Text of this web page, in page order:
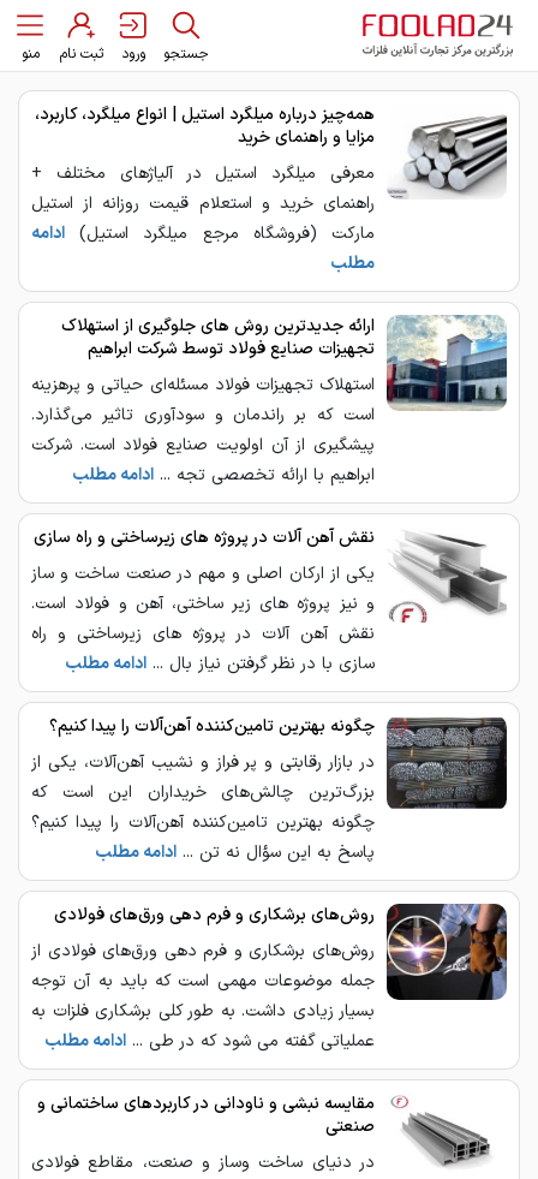
جستجو ورود ثبت نام منو
همه‌چیز درباره میلگرد استیل | انواع میلگرد، کاربرد،
مزایا و راهنمای خرید
معرفی میلگرد استیل در آلیاژهای مختلف +
راهنمای خرید و استعلام قیمت روزانه از استیل
مارکت (فروشگاه مرجع میلگرد استیل) ادامه
مطلب
ارائه جدیدترین روش های جلوگیری از استهلاک
تجهیزات صنایع فولاد توسط شرکت ابراهیم
استهلاک تجهیزات فولاد مسئله‌ای حیاتی و پرهزینه
است که بر راندمان و سودآوری تاثیر می‌گذارد.
پیشگیری از آن اولویت صنایع فولاد است. شرکت
ابراهیم با ارائه تخصصی تجه ... ادامه مطلب
نقش آهن ‌آلات در پروژه‌ های زیرساختی و راه‌ سازی
یکی از ارکان اصلی و مهم در صنعت ساخت و ساز
و نیز پروژه های زیر ساختی، آهن و فولاد است.
نقش آهن ‌آلات در پروژه‌ های زیرساختی و راه‌
سازی با در نظر گرفتن نیاز بال ... ادامه مطلب
چگونه بهترین تامین‌کننده آهن‌آلات را پیدا کنیم؟
در بازار رقابتی و پر فراز و نشیب آهن‌آلات، یکی از
بزرگ‌ترین چالش‌های خریداران این است که
چگونه بهترین تامین‌کننده آهن‌آلات را پیدا کنیم؟
پاسخ به این سؤال نه‌ تن ... ادامه مطلب
روش‌های برشکاری و فرم ‌دهی ورق‌های فولادی
روش‌های برشکاری و فرم ‌دهی ورق‌های فولادی از
جمله موضوعات مهمی است که باید به آن توجه
بسیار زیادی داشت. به طور کلی برشکاری فلزات به
عملیاتی گفته می شود که در طی ... ادامه مطلب
مقایسه نبشی و ناودانی در کاربردهای ساختمانی و
صنعتی
در دنیای ساخت‌ وساز و صنعت، مقاطع فولادی